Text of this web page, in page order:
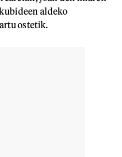
aldeko
ostetik.